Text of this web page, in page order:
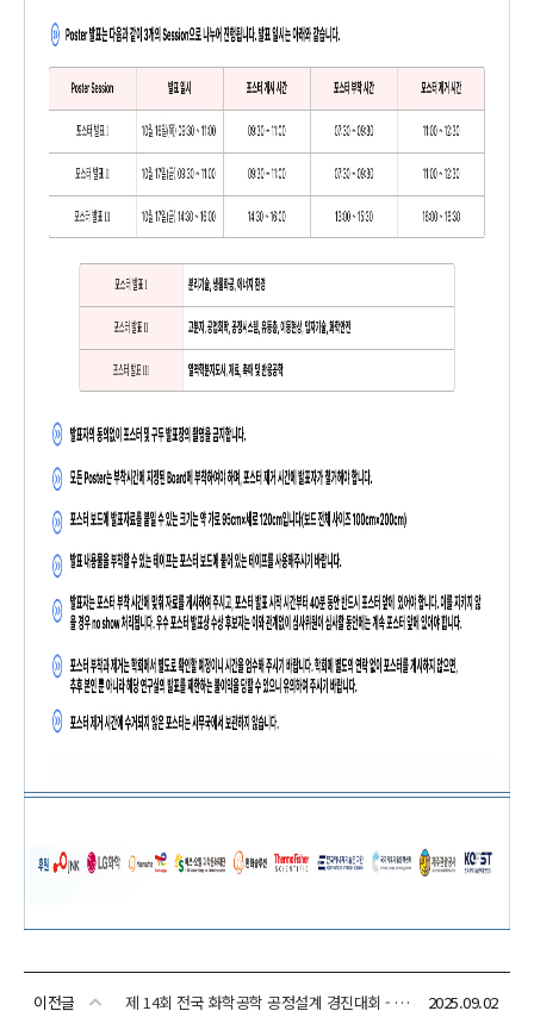
이전글 제 14회 전국 화학공학 공정설계 경진대회 - 1차 심사 결과 발표 2025.09.02